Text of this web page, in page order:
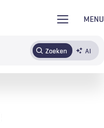
MENU
Zoeken AI
Inloggen